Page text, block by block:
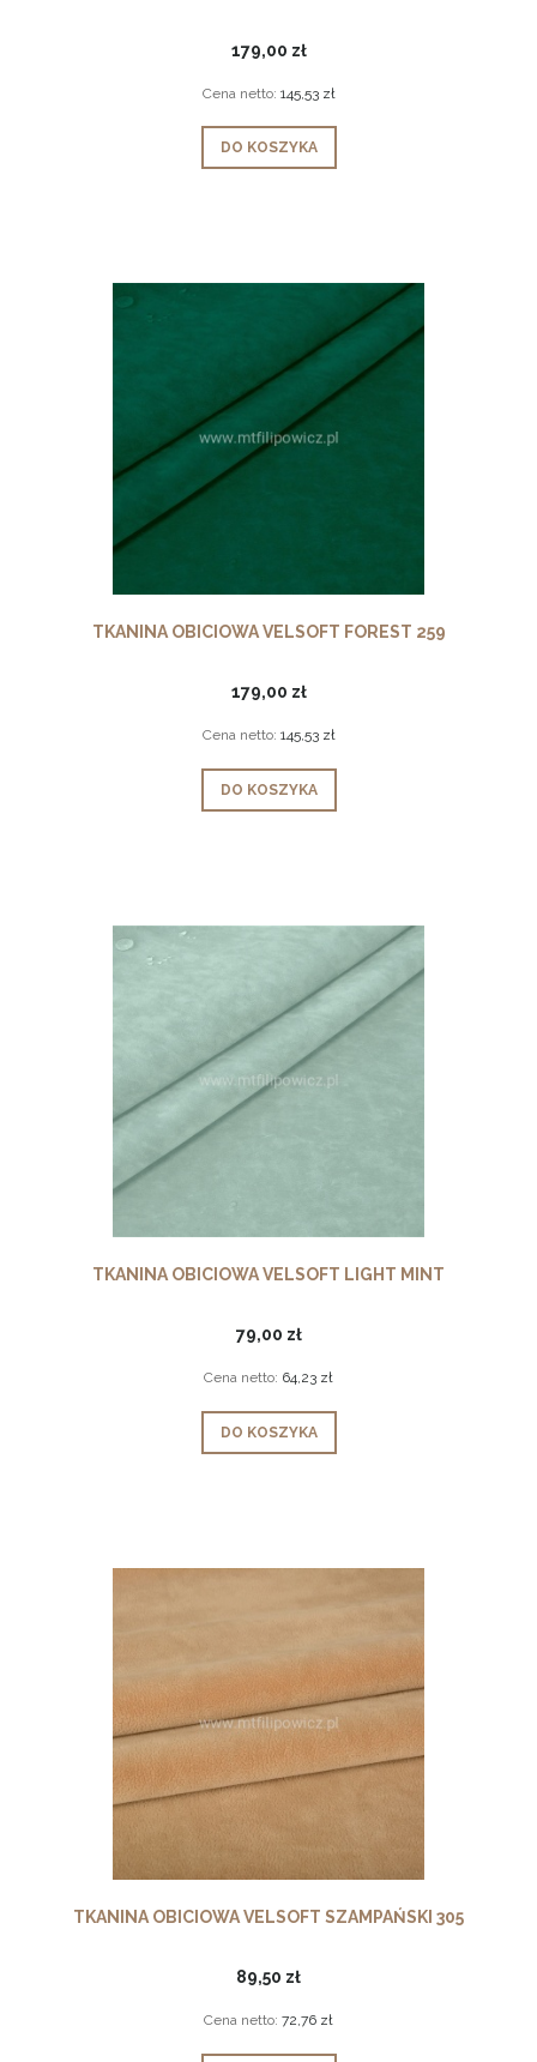
179,00 zł
Cena netto: 145,53 zł
DO KOSZYKA
TKANINA OBICIOWA VELSOFT FOREST 259
179,00 zł
Cena netto: 145,53 zł
DO KOSZYKA
TKANINA OBICIOWA VELSOFT LIGHT MINT
79,00 zł
Cena netto: 64,23 zł
DO KOSZYKA
TKANINA OBICIOWA VELSOFT SZAMPAŃSKI 305
89,50 zł
Cena netto: 72,76 zł